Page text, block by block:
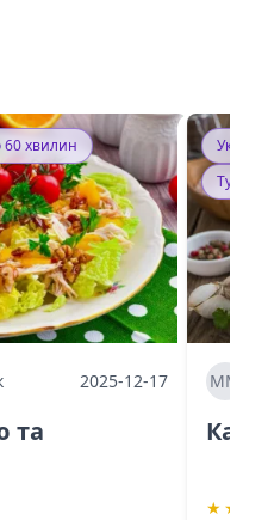
60 хвилин
2025-12-17
та
ММ
★ ★